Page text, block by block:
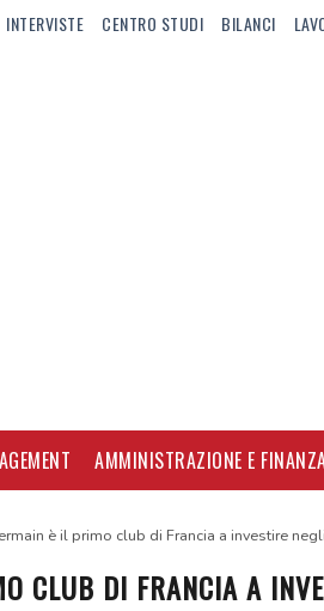
INTERVISTE CENTRO STUDI BILANCI
AMMINISTRAZIONE E
è il primo club di Francia a investire
CLUB DI FRANCIA A